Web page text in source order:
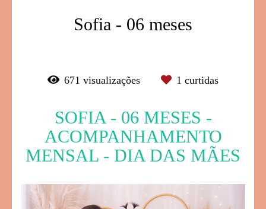
Sofia - 06 meses
671 visualizações 1 curtidas
SOFIA - 06 MESES -
ACOMPANHAMENTO
MENSAL - DIA DAS MÃES